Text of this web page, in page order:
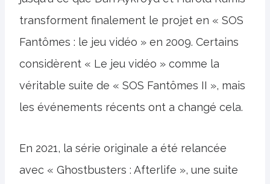
transforment finalement le projet en « SOS
Fantômes : le jeu vidéo » en 2009. Certains
considèrent « Le jeu vidéo » comme la
véritable suite de « SOS Fantômes II », mais
les événements récents ont a changé cela.
En 2021, la série originale a été relancée
avec « Ghostbusters : Afterlife », une suite